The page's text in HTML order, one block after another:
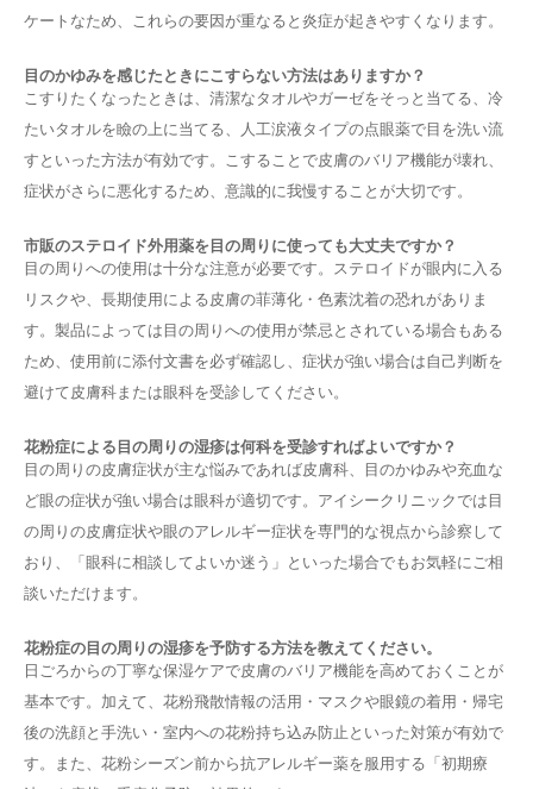
ケートなため、これらの要因が重なると炎症が起きやすくなります。
目のかゆみを感じたときにこすらない方法はありますか？
こすりたくなったときは、清潔なタオルやガーゼをそっと当てる、冷
たいタオルを瞼の上に当てる、人工涙液タイプの点眼薬で目を洗い流
すといった方法が有効です。こすることで皮膚のバリア機能が壊れ、
症状がさらに悪化するため、意識的に我慢することが大切です。
市販のステロイド外用薬を目の周りに使っても大丈夫ですか？
目の周りへの使用は十分な注意が必要です。ステロイドが眼内に入る
リスクや、長期使用による皮膚の菲薄化・色素沈着の恐れがありま
す。製品によっては目の周りへの使用が禁忌とされている場合もある
ため、使用前に添付文書を必ず確認し、症状が強い場合は自己判断を
避けて皮膚科または眼科を受診してください。
花粉症による目の周りの湿疹は何科を受診すればよいですか？
目の周りの皮膚症状が主な悩みであれば皮膚科、目のかゆみや充血な
ど眼の症状が強い場合は眼科が適切です。アイシークリニックでは目
の周りの皮膚症状や眼のアレルギー症状を専門的な視点から診察して
おり、「眼科に相談してよいか迷う」といった場合でもお気軽にご相
談いただけます。
花粉症の目の周りの湿疹を予防する方法を教えてください。
日ごろからの丁寧な保湿ケアで皮膚のバリア機能を高めておくことが
基本です。加えて、花粉飛散情報の活用・マスクや眼鏡の着用・帰宅
後の洗顔と手洗い・室内への花粉持ち込み防止といった対策が有効で
す。また、花粉シーズン前から抗アレルギー薬を服用する「初期療